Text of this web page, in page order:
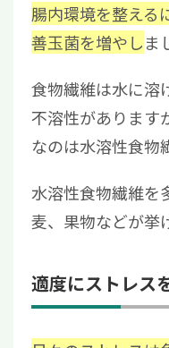
腸内環境を整える
善玉菌を増やしま
食物繊維は水に溶
不溶性があります
なのは水溶性食物
水溶性食物繊維を
麦、果物などが挙
適度にストレス